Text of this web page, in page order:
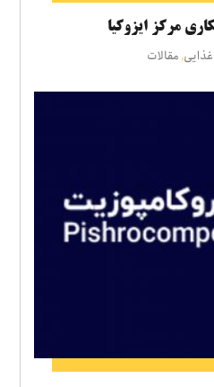
مرکز ایزوکیا
,مقالات